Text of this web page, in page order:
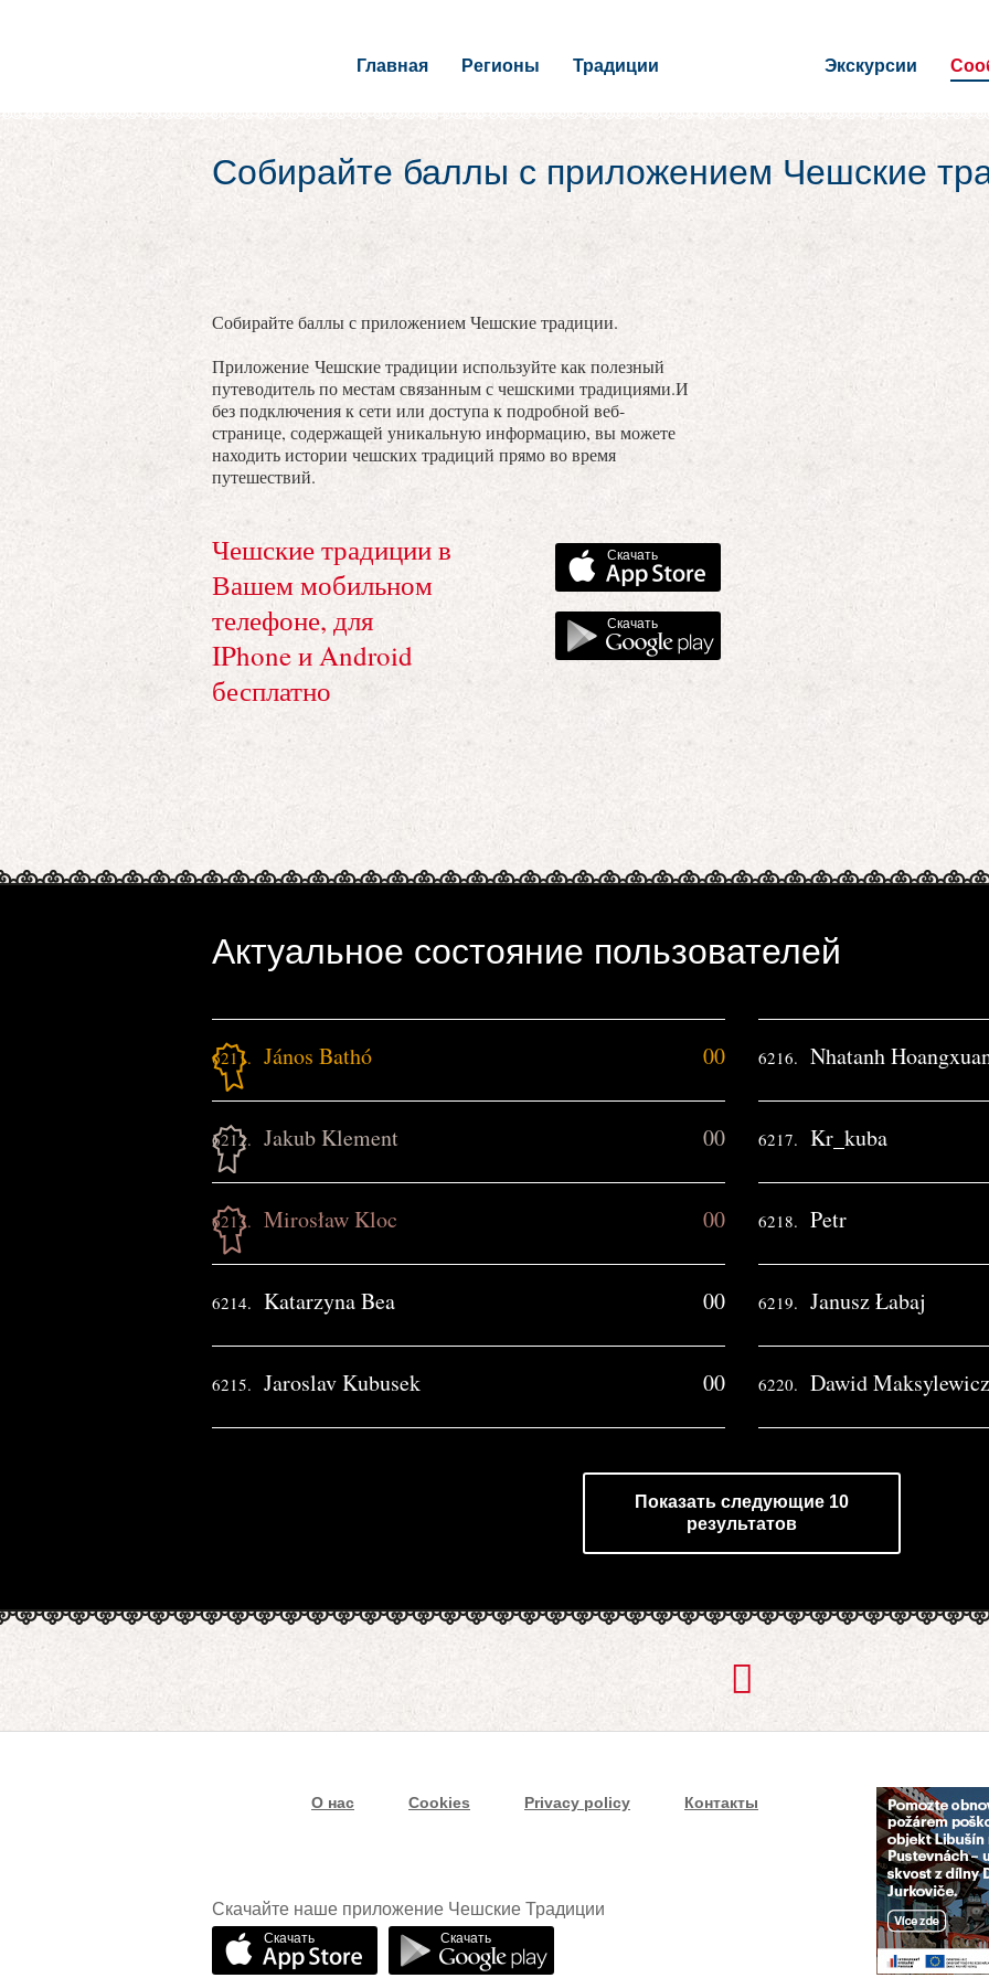
Главная Регионы Традиции Экскурсии
Собирайте баллы с приложением Чешские
Собирайте баллы с приложением Чешские традиции.
Приложение Чешские традиции используйте как полезный
путеводитель по местам связанным с чешскими традициями.И
без подключения к сети или доступа к подробной веб-
странице, содержащей уникальную информацию, вы можете
находить истории чешских традиций прямо во время
путешествий.
Чешские традиции в
Вашем мобильном
телефоне, для
IPhone и Android
бесплатно
Скачать
Скачать
Актуальное состояние пользователей
6211. János Bathó 00
6212. Jakub Klement 00
6213. Mirosław Kloc 00
6214. Katarzyna Bea 00
6215. Jaroslav Kubusek 00
6216. Nhatanh
6217. Kr_kuba
6218. Petr
6219. Janusz Łabaj
6220. Dawid Maksylewicz
Показать следующие 10
результатов
О нас Cookies Privacy policy Контакты
Скачайте наше приложение Чешские Традиции
Скачать Скачать